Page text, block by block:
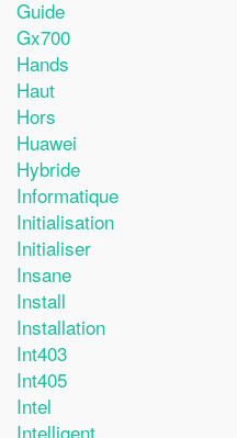
Guide
Gx700
Hands
Haut
Hors
Huawei
Hybride
Informatique
Initialisation
Initialiser
Insane
Install
Installation
Int403
Int405
Intel
Intelligent